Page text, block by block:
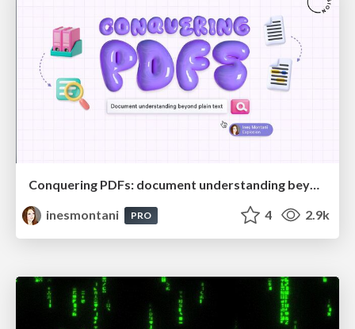
Conquering PDFs: document understanding beyond plain text
inesmontani
PRO 4 2.9k